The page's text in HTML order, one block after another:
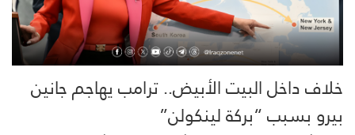
خلاف داخل البيت الأبيض.. ترامب يهاجم جانين
بيرو بسبب “بركة لينكولن”